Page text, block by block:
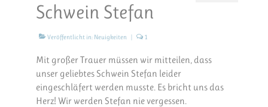
Schwein Stefan
Veröffentlicht in: Neuigkeiten | 1
Mit großer Trauer müssen wir mitteilen, dass
unser geliebtes Schwein Stefan leider
eingeschläfert werden musste. Es bricht uns das
Herz! Wir werden Stefan nie vergessen.